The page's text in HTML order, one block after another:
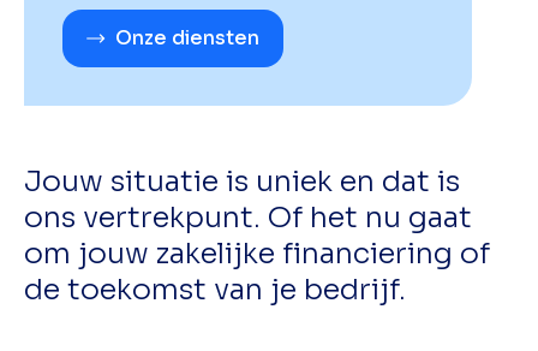
Onze diensten
Jouw situatie is uniek en dat is
ons vertrekpunt. Of het nu gaat
om jouw zakelijke financiering of
de toekomst van je bedrijf.